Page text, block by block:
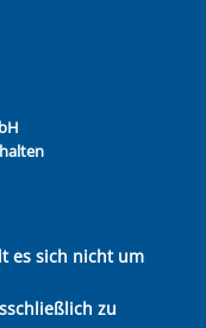
es sich nicht um
zu